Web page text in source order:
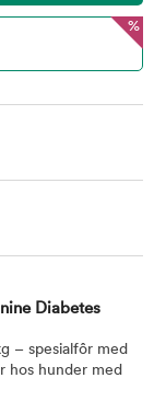
%
Diabetes
– spesialfôr med
hos hunder med